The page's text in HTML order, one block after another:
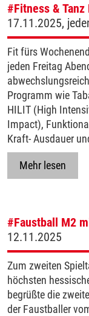
#Fitness & Tanz
17.11.2025,
Fit fürs
jeden Freitag
Programm wie
HILIT (High
Impact),
Kraft- Ausdauer
Mehr lesen
#Faustball M2
12.11.2025
Zum zweiten
höchsten
begrüßte die
der Faustballer